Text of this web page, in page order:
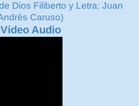
Dios Filiberto y Letra: Juan
Caruso)
Video Audio